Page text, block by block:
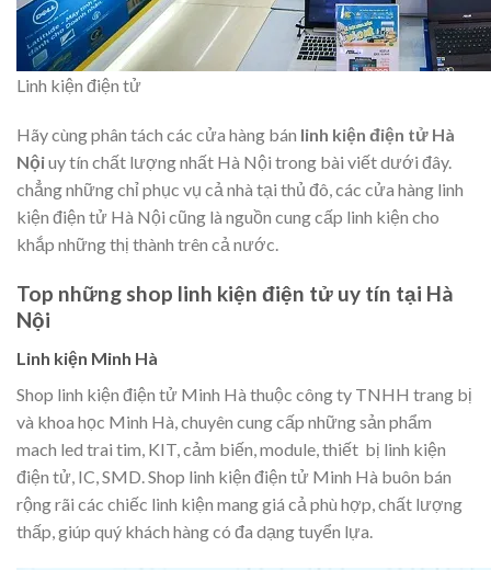
Linh kiện điện tử
Hãy cùng phân tách các cửa hàng bán linh kiện điện tử Hà
Nộiuy tín chất lượng nhất Hà Nội trong bài viết dưới đây.
chẳng những chỉ phục vụ cả nhà tại thủ đô, các cửa hàng linh
kiện điện tử Hà Nội cũng là nguồn cung cấp linh kiện cho
khắp những thị thành trên cả nước.
Top những shop linh kiện điện tử uy tín tại Hà
Nội
Linh kiện Minh Hà
Shop linh kiện điện tử Minh Hà thuộc công ty TNHH trang bị
và khoa học Minh Hà, chuyên cung cấp những sản phẩm
mach led trai tim, KIT, cảm biến, module, thiết bị linh kiện
điện tử, IC, SMD. Shop linh kiện điện tử Minh Hà buôn bán
rộng rãi các chiếc linh kiện mang giá cả phù hợp, chất lượng
thấp, giúp quý khách hàng có đa dạng tuyển lựa.